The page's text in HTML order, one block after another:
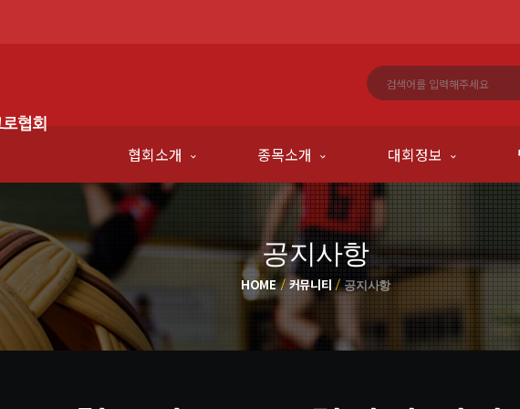
협회소개 종목소개 대회정보
공지사항
HOME 커뮤니티 공지사항